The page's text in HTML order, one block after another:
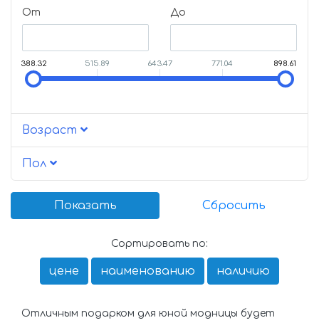
От До
388.32 515.89 643.47 771.04 898.61
Возраст
Пол
Сортировать по:
цене наименованию наличию
Отличным подарком для юной модницы будет